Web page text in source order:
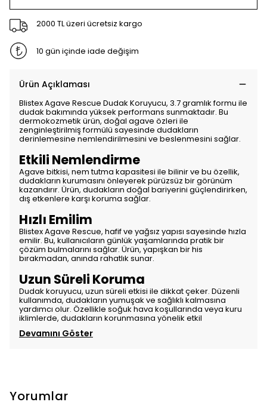
2000 TL üzeri ücretsiz kargo
10 gün içinde iade değişim
Ürün Açıklaması
Blistex Agave Rescue Dudak Koruyucu, 3.7 gramlık formu ile
dudak bakımında yüksek performans sunmaktadır. Bu
dermokozmetik ürün, doğal agave özleri ile
zenginleştirilmiş formülü sayesinde dudakların
derinlemesine nemlendirilmesini ve beslenmesini sağlar.
Etkili Nemlendirme
Agave bitkisi, nem tutma kapasitesi ile bilinir ve bu özellik,
dudakların kurumasını önleyerek pürüzsüz bir görünüm
kazandırır. Ürün, dudakların doğal bariyerini güçlendirirken,
dış etkenlere karşı koruma sağlar.
Hızlı Emilim
Blistex Agave Rescue, hafif ve yağsız yapısı sayesinde hızla
emilir. Bu, kullanıcıların günlük yaşamlarında pratik bir
çözüm bulmalarını sağlar. Ürün, yapışkan bir his
bırakmadan, anında rahatlık sunar.
Uzun Süreli Koruma
Dudak koruyucu, uzun süreli etkisi ile dikkat çeker. Düzenli
kullanımda, dudakların yumuşak ve sağlıklı kalmasına
yardımcı olur. Özellikle soğuk hava koşullarında veya kuru
iklimlerde, dudakların korunmasına yönelik etkil
Devamını Göster
Yorumlar